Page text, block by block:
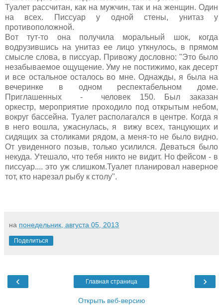
Туалет рассчитан, как на мужчин, так и на женщин. Один
на всех. Писсуар у одной стены, унитаз у
противоположной.
Вот тут-то она получила моральный шок, когда
водрузившись на унитаз ее лицо уткнулось, в прямом
смысле слова, в писсуар. Привожу дословно: "Это было
незабываемое ощущение. Уму не постижимо, как десерт
и все остальное осталось во мне. Однажды, я была на
вечеринке в одном респектабельном доме.
Приглашенных - человек 150. Был заказан
оркестр, мероприятие проходило под открытым небом,
вокруг бассейна. Туалет располагался в центре. Когда я
в него вошла, ужаснулась, я вижу всех, танцующих и
сидящих за столиками рядом, а меня-то не было видно.
От увиденного позыв, только усилился. Деваться было
некуда. Утешало, что тебя никто не видит. Но фейсом - в
писсуар.... это уж слишком.Туалет планировал наверное
тот, кто нарезал рыбу к столу".
на понедельник, августа 05, 2013
Поделиться
‹ ›
Главная страница
Открыть веб-версию